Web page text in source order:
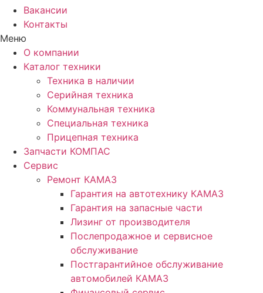
Вакансии
Контакты
Меню
О компании
Каталог техники
Техника в наличии
Серийная техника
Коммунальная техника
Специальная техника
Прицепная техника
Запчасти КОМПАС
Сервис
Ремонт КАМАЗ
Гарантия на автотехнику КАМАЗ
Гарантия на запасные части
Лизинг от производителя
Послепродажное и сервисное
обслуживание
Постгарантийное обслуживание
автомобилей КАМАЗ